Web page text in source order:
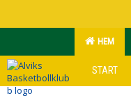
HEM
START